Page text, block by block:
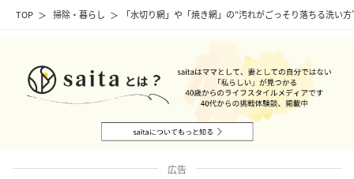
TOP 掃除・暮らし 「水切り網」や「焼き網」の“汚れがごっそり落ちる洗い
広告